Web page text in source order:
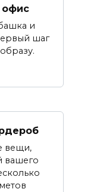
офис
и
шаг
вещи,
вашего